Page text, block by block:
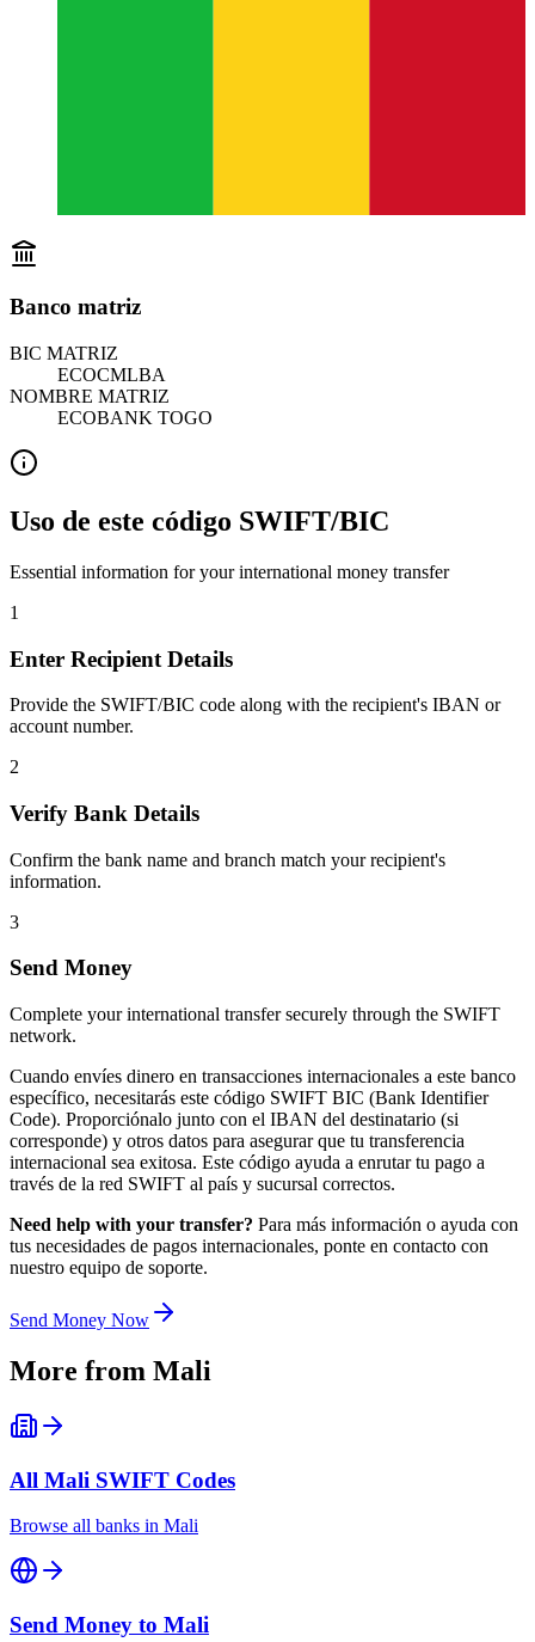
Banco matriz
BIC MATRIZ
ECOCMLBA
NOMBRE MATRIZ
ECOBANK TOGO
Uso de este código SWIFT/BIC
Essential information for your international money transfer
1
Enter Recipient Details
Provide the SWIFT/BIC code along with the recipient's IBAN or
account number.
2
Verify Bank Details
Confirm the bank name and branch match your recipient's
information.
3
Send Money
Complete your international transfer securely through the SWIFT
network.
Cuando envíes dinero en transacciones internacionales a este banco
específico, necesitarás este código SWIFT BIC (Bank Identifier
Code). Proporciónalo junto con el IBAN del destinatario (si
corresponde) y otros datos para asegurar que tu transferencia
internacional sea exitosa. Este código ayuda a enrutar tu pago a
través de la red SWIFT al país y sucursal correctos.
Need help with your transfer? Para más información o ayuda con
tus necesidades de pagos internacionales, ponte en contacto con
nuestro equipo de soporte.
Send Money Now
More from Mali
All Mali SWIFT Codes
Browse all banks in Mali
Send Money to Mali